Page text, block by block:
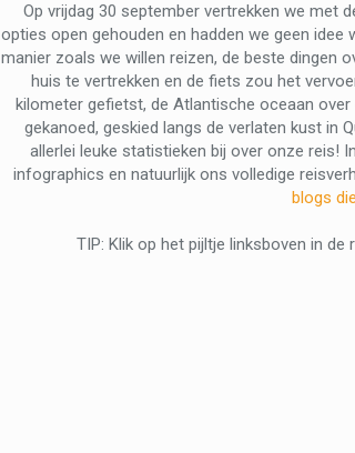
Op vrijdag 30 september vertrekken we met
opties open gehouden en hadden we geen idee
manier zoals we willen reizen, de beste dingen
huis te vertrekken en de fiets zou het
kilometer gefietst, de Atlantische oceaan over
gekanoed, geskied langs de verlaten kust in
allerlei leuke statistieken bij over onze reis!
infographics en natuurlijk ons volledige
blogs
TIP: Klik op het pijltje linksboven in